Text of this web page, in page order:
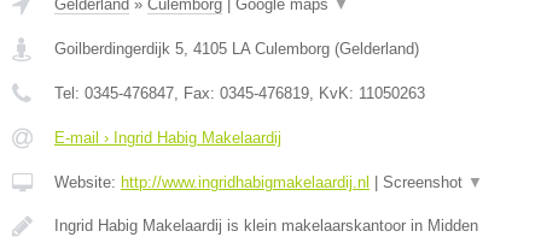
Gelderland » Culemborg Google maps ▼
Goilberdingerdijk 5, 4105 LA Culemborg (Gelderland)
Tel: 0345-476847, Fax: 0345-476819, KvK: 11050263
E-mail › Ingrid Habig Makelaardij
Website: http://www.ingridhabigmakelaardij.nl Screenshot ▼
Ingrid Habig Makelaardij is klein makelaarskantoor in Midden